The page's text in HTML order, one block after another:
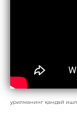
Қурилманинг қандай